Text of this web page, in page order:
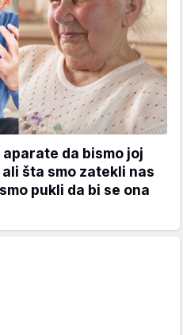
da bismo joj
šta smo zatekli nas
pukli da bi se ona